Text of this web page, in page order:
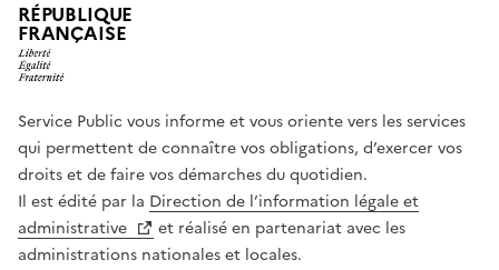
RÉPUBLIQUE
FRANÇAISE
Service Public vous informe et vous oriente vers les services
qui permettent de connaître vos obligations, d’exercer vos
droits et de faire vos démarches du quotidien.
Il est édité par la Direction de l’information légale et
administrative
et réalisé en partenariat avec les
administrations nationales et locales.